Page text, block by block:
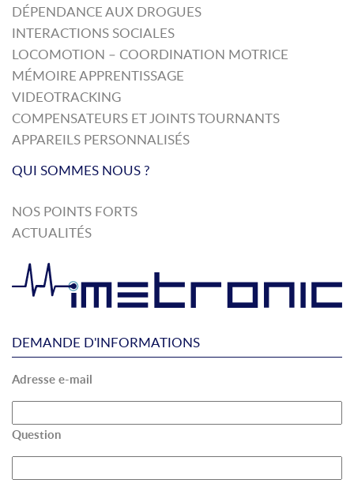
DÉPENDANCE AUX DROGUES
INTERACTIONS SOCIALES
LOCOMOTION – COORDINATION MOTRICE
MÉMOIRE APPRENTISSAGE
VIDEOTRACKING
COMPENSATEURS ET JOINTS TOURNANTS
APPAREILS PERSONNALISÉS
QUI SOMMES NOUS ?
NOS POINTS FORTS
ACTUALITÉS
DEMANDE D'INFORMATIONS
Adresse e-mail
Question